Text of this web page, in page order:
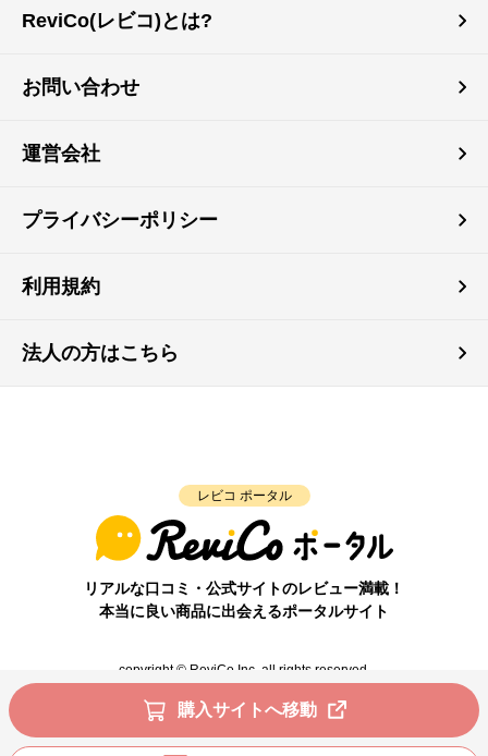
購入サイトへ移動
ReviCo(レビコ)とは?
お問い合わせ
運営会社
プライバシーポリシー
利用規約
法人の方はこちら
レビコ ポータル
リアルな口コミ・公式サイトのレビュー満載！
本当に良い商品に出会えるポータルサイト
copyright © ReviCo Inc. all rights reserved.